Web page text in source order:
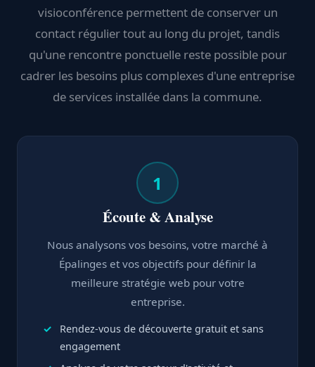
visioconférence permettent de conserver un
contact régulier tout au long du projet, tandis
qu'une rencontre ponctuelle reste possible pour
cadrer les besoins plus complexes d'une entreprise
de services installée dans la commune.
1
Écoute & Analyse
Nous analysons vos besoins, votre marché à
Épalinges et vos objectifs pour définir la
meilleure stratégie web pour votre
entreprise.
Rendez-vous de découverte gratuit et sans
engagement